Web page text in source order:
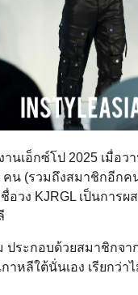
นเอ็กซ์โป 2025 เมื่อ
น (รวมถึงสมาชิกอีก
อวง KJRGL เป็นการ
ระกอบด้วยสมาชิกจา
าหลีใต้นั่นเอง เรียก